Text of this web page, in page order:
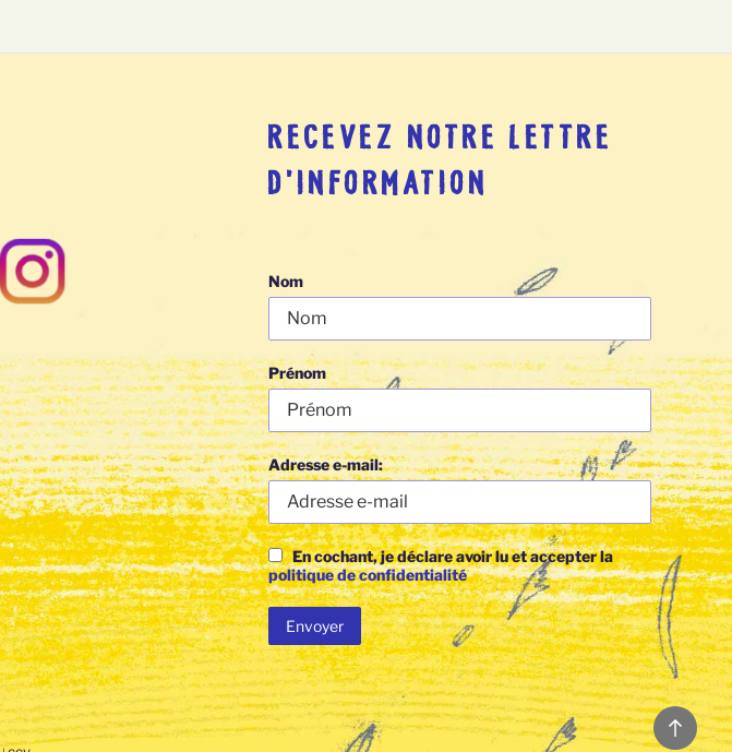
Back
RECEVEZ NOTRE LETTRE
D’INFORMATION
Nom
Prénom
Adresse e-mail:
En cochant, je déclare avoir lu et accepter la
politique de confidentialité